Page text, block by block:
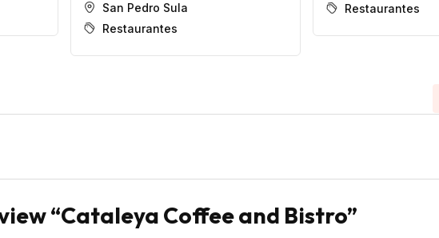
San Pedro Sula
Restaurantes
Restaurantes
“Cataleya Coffee and Bistro”